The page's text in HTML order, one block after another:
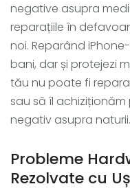
negative asupra
reparațiile în
noi. Reparând
bani, dar și protejezi
tău nu poate fi
sau să îl
negativ asupra naturii.
Probleme
Rezolvate cu